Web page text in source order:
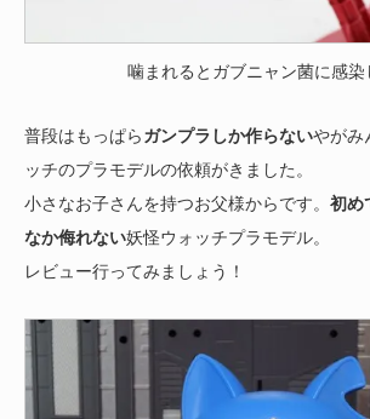
噛まれるとガブニャン菌に感染
普段はもっぱらガンプラしか作らないやがみ
ッチのプラモデルの依頼がきました。
小さなお子さんを持つお父様からです。 初め
なか侮れない妖怪ウォッチプラモデル。
レビュー行ってみましょう！